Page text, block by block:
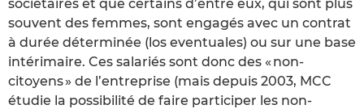
sociétaires et que certains d’entre eux, qui sont plus
souvent des femmes, sont engagés avec un contrat
à durée déterminée (los eventuales) ou sur une base
intérimaire. Ces salariés sont donc des « non-
citoyens » de l’entreprise (mais depuis 2003, MCC
étudie la possibilité de faire participer les non-